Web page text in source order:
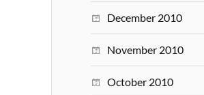
December 2010
November 2010
October 2010